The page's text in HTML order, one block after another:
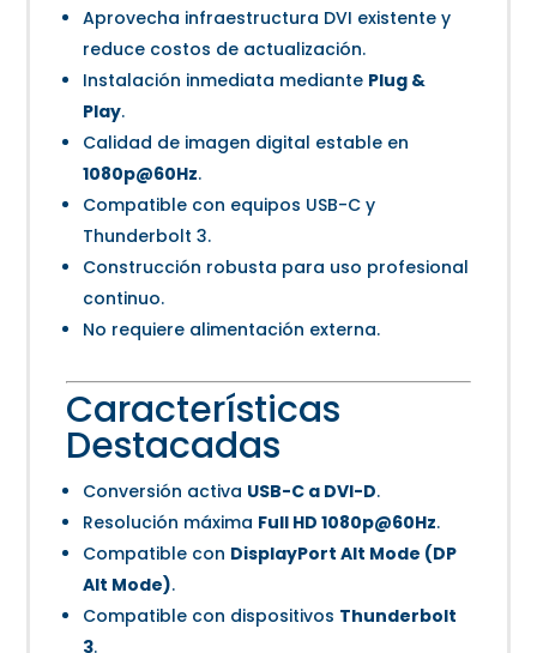
Aprovecha infraestructura DVI existente y
reduce costos de actualización.
Instalación inmediata mediante Plug &
Play.
Calidad de imagen digital estable en
1080p@60Hz.
Compatible con equipos USB-C y
Thunderbolt 3.
Construcción robusta para uso profesional
continuo.
No requiere alimentación externa.
Características
Destacadas
Conversión activa USB-C a DVI-D.
Resolución máxima Full HD 1080p@60Hz.
Compatible con DisplayPort Alt Mode (DP
Alt Mode).
Compatible con dispositivos Thunderbolt
3.